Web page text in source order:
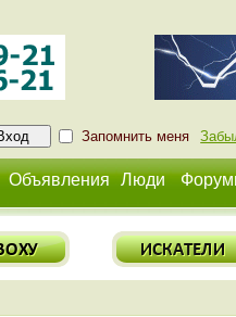
Запомнить меня
Объявления Люди